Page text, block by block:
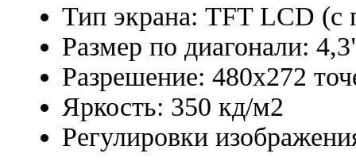
Тип экрана: TFT LCD (с
Размер по диагонали:
Разрешение: 480х272
Яркость: 350 кд/м2
Регулировки